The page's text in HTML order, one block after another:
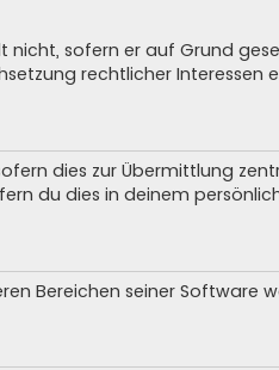
nicht, sofern er auf Grund
rechtlicher Interessen
dies zur Übermittlung
du dies in deinem
Bereichen seiner Software